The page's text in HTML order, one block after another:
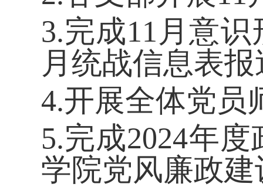
3.完成11 月意
月统战信息表
4.开展全体党员
5.完成2024年
学院党风廉政